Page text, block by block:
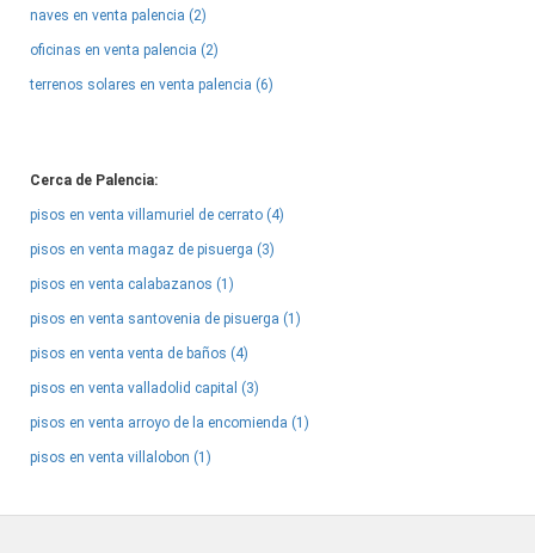
naves en venta palencia (2)
oficinas en venta palencia (2)
terrenos solares en venta palencia (6)
Cerca de Palencia:
pisos en venta villamuriel de cerrato (4)
pisos en venta magaz de pisuerga (3)
pisos en venta calabazanos (1)
pisos en venta santovenia de pisuerga (1)
pisos en venta venta de baños (4)
pisos en venta valladolid capital (3)
pisos en venta arroyo de la encomienda (1)
pisos en venta villalobon (1)